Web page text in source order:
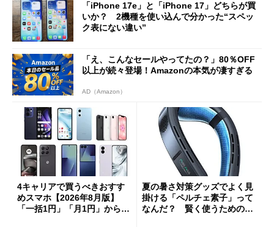
「iPhone 17e」と「iPhone 17」どちらが買
いか？ 2機種を使い込んで分かった“スペッ
ク表にない違い”
「え、こんなセールやってたの？」80％OFF
以上が続々登場！Amazonの本気が凄すぎる
AD（Amazon）
4キャリアで買うべきおすす
めスマホ【2026年8月版】
「一括1円」「月1円」からお
夏の暑さ対策グッズでよく見
掛ける「ペルチェ素子」って
なんだ？ 賢く使うための注